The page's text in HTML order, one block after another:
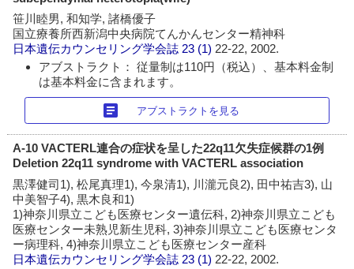
笹川睦男, 和知学, 諸橋優子
国立療養所西新潟中央病院てんかんセンター精神科
日本遺伝カウンセリング学会誌 23 (1)22-22, 2002.
アブストラクト： 従量制は110円（税込）、基本料金制
は基本料金に含まれます。
article アブストラクトを見る
A-10 VACTERL連合の症状を呈した22q11欠失症候群の1例
Deletion 22q11 syndrome with VACTERL association
黒澤健司1), 松尾真理1), 今泉清1), 川瀧元良2), 田中祐吉3), 山
中美智子4), 黒木良和1)
1)神奈川県立こども医療センター遺伝科, 2)神奈川県立こども
医療センター未熟児新生児科, 3)神奈川県立こども医療センタ
ー病理科, 4)神奈川県立こども医療センター産科
日本遺伝カウンセリング学会誌 23 (1) 22-22, 2002.